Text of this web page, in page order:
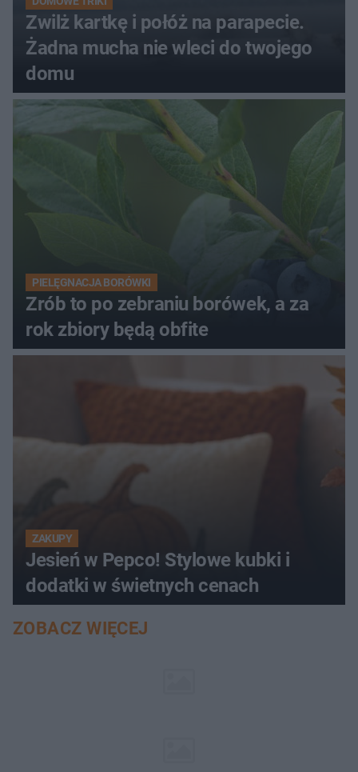
Zwilż kartkę i połóż na parapecie.
Żadna mucha nie wleci do twojego
domu
PIELĘGNACJA BORÓWKI
Zrób to po zebraniu borówek, a za
rok zbiory będą obfite
ZAKUPY
Jesień w Pepco! Stylowe kubki i
dodatki w świetnych cenach
ZOBACZ WIĘCEJ